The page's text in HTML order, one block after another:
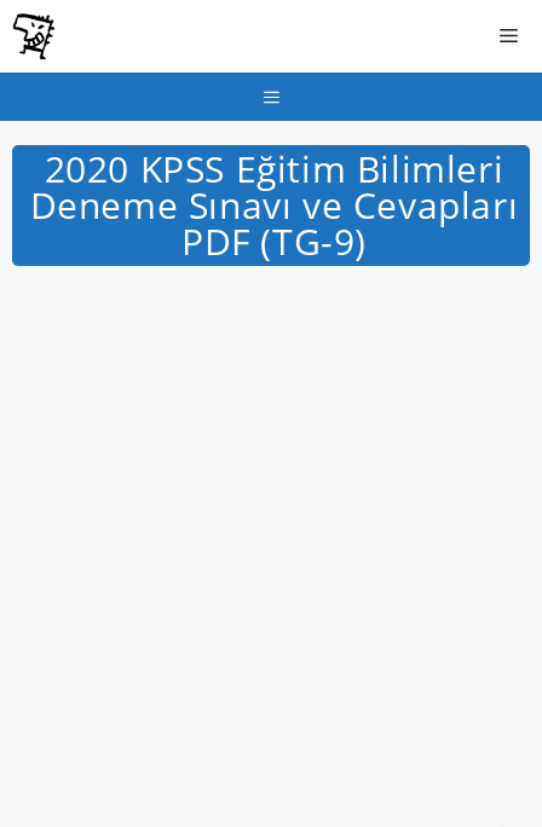
İçeriğe
atla
2020 KPSS Eğitim Bilimleri
Deneme Sınavı ve Cevapları
PDF (TG-9)